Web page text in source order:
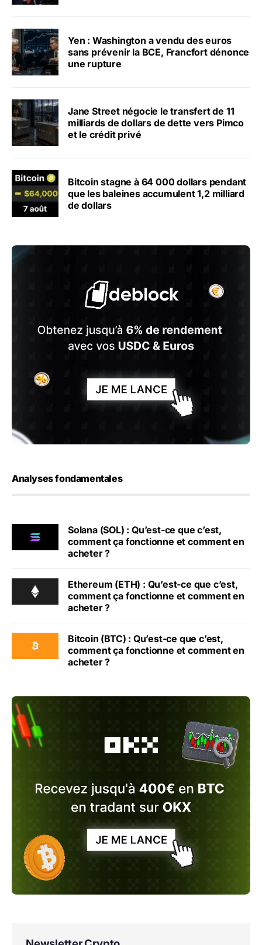
Yen : Washington a vendu des euros
sans prévenir la BCE, Francfort dénonce
une rupture
Jane Street négocie le transfert de 11
milliards de dollars de dette vers Pimco
et le crédit privé
Bitcoin stagne à 64 000 dollars pendant
que les baleines accumulent 1,2 milliard
de dollars
Analyses fondamentales
Solana (SOL) : Qu’est-ce que c’est,
comment ça fonctionne et comment en
acheter ?
Ethereum (ETH) : Qu’est-ce que c’est,
comment ça fonctionne et comment en
acheter ?
Bitcoin (BTC) : Qu’est-ce que c’est,
comment ça fonctionne et comment en
acheter ?